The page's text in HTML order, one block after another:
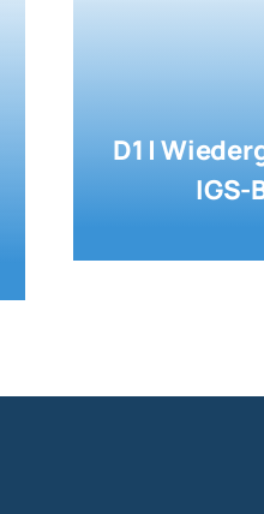
D1 |
IGS-